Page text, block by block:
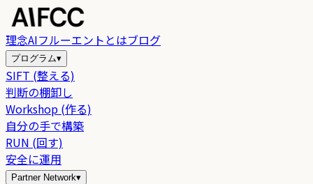
理念AIフルーエントとはブログ
プログラム▾
SIFT (整える)
判断の棚卸し
Workshop (作る)
自分の手で構築
RUN (回す)
安全に運用
Partner Network▾